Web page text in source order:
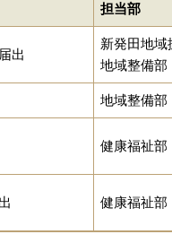
担当部
出
新発田地域
地域整備部
地域整備部
健康福祉部
健康福祉部